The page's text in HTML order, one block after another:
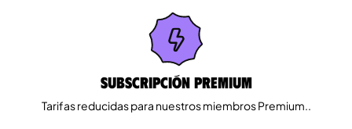
Subscripción Premium
Tarifas reducidas para nuestros miembros Premium..